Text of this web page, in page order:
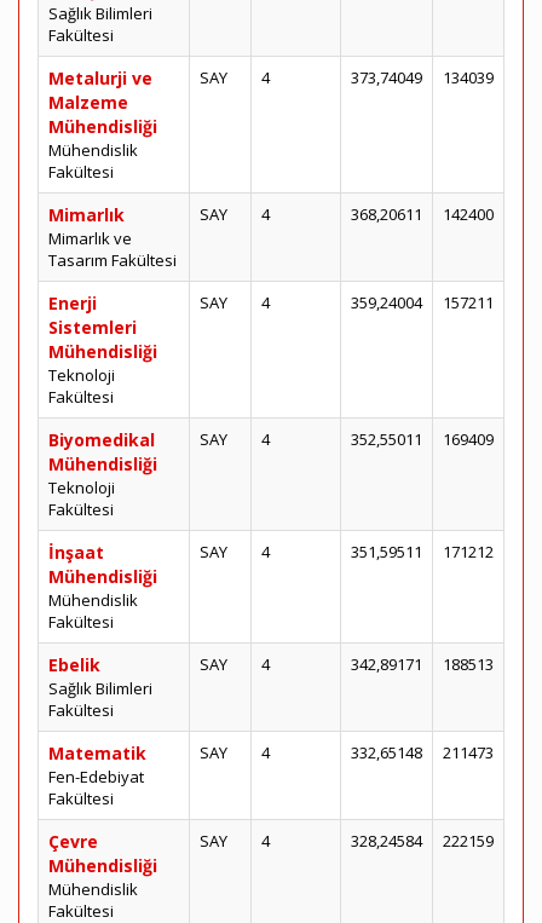
Sağlık Bilimleri
Fakültesi
Metalurji ve
Malzeme
Mühendisliği
Mühendislik
Fakültesi
SAY 4 373,74049 134039
Mimarlık
Mimarlık ve
Tasarım Fakültesi
SAY 4 368,20611 142400
Enerji
Sistemleri
Mühendisliği
Teknoloji
Fakültesi
SAY 4 359,24004 157211
Biyomedikal
Mühendisliği
Teknoloji
Fakültesi
SAY 4 352,55011 169409
İnşaat
Mühendisliği
Mühendislik
Fakültesi
SAY 4 351,59511 171212
Ebelik
Sağlık Bilimleri
Fakültesi
SAY 4 342,89171 188513
Matematik
Fen-Edebiyat
Fakültesi
SAY 4 332,65148 211473
Çevre
Mühendisliği
Mühendislik
Fakültesi
SAY 4 328,24584 222159